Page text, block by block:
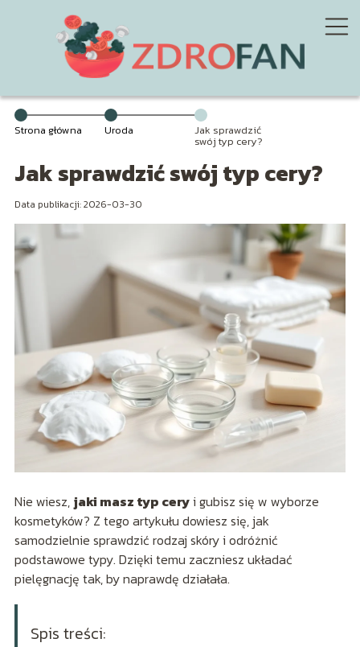
Strona główna Uroda Jak sprawdzić
swój typ cery?
Jak sprawdzić swój typ cery?
Data publikacji: 2026-03-30
Nie wiesz, jaki masz typ ceryi gubisz się w wyborze
kosmetyków? Z tego artykułu dowiesz się, jak
samodzielnie sprawdzić rodzaj skóry i odróżnić
podstawowe typy. Dzięki temu zaczniesz układać
pielęgnację tak, by naprawdę działała.
Spis treści: